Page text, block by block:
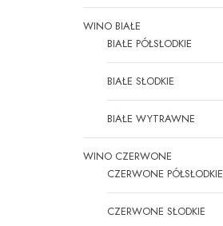
WINO BIAŁE
BIAŁE PÓŁSŁODKIE
BIAŁE SŁODKIE
BIAŁE WYTRAWNE
WINO CZERWONE
CZERWONE PÓŁSŁODKIE
CZERWONE SŁODKIE